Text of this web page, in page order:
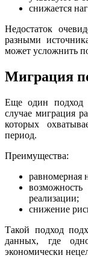
снижается
Недостаток
разными
может усложнить
Миграция
Еще один
случае миграция
которых
период.
Преимущества:
равномерная
реализации;
снижение
Такой подход
данных, где
экономически